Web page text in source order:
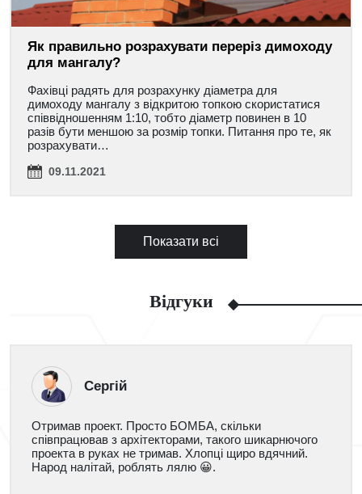
Як правильно розрахувати переріз димоходу
для мангалу?
Фахівці радять для розрахунку діаметра для
димоходу мангалу з відкритою топкою скористатися
співвідношенням 1:10, тобто діаметр повинен в 10
разів бути меншою за розмір топки. Питання про те, як
розрахувати…
09.11.2021
Показати всі
Відгуки
Сергій
Отримав проект. Просто БОМБА, скільки
співпрацював з архітекторами, такого шикарнючого
проекта в руках не тримав. Хлопці щиро вдячний.
Народ налітай, роблять лялю 😀.